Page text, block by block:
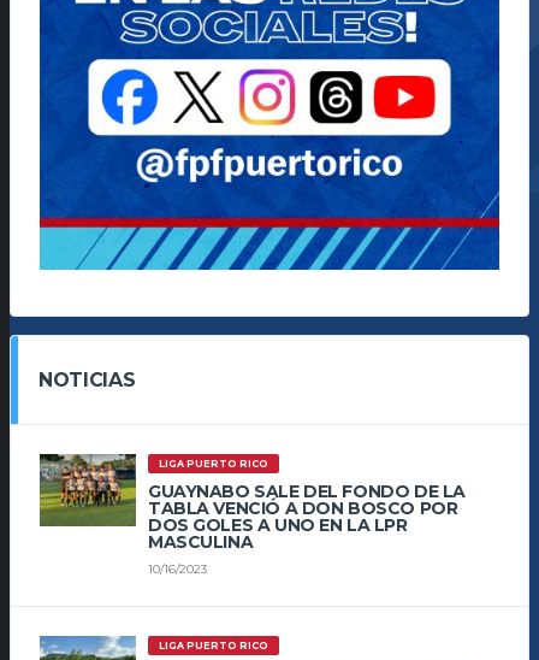
NOTICIAS
LIGA PUERTO RICO
GUAYNABO SALE DEL FONDO DE LA
TABLA VENCIÓ A DON BOSCO POR
DOS GOLES A UNO EN LA LPR
MASCULINA
10/16/2023
LIGA PUERTO RICO